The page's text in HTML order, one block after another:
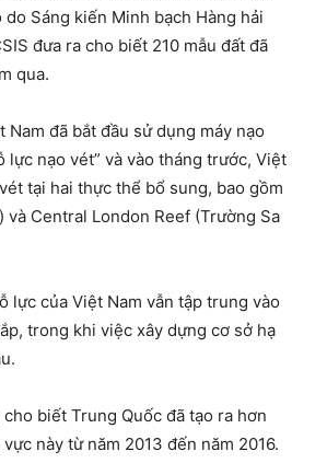
do Sáng kiến Minh bạch Hàng hải
đưa ra cho biết 210 mẫu đất đã
qua.
Nam đã bắt đầu sử dụng máy nạo
lực nạo vét” và vào tháng trước, Việt
tại hai thực thể bổ sung, bao gồm
và Central London Reef (Trường Sa
lực của Việt Nam vẫn tập trung vào
trong khi việc xây dựng cơ sở hạ
biết Trung Quốc đã tạo ra hơn
này từ năm 2013 đến năm 2016.